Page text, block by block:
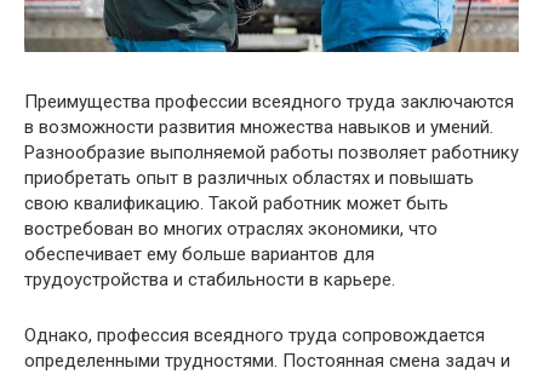
Преимущества профессии всеядного труда заключаются
в возможности развития множества навыков и умений.
Разнообразие выполняемой работы позволяет работнику
приобретать опыт в различных областях и повышать
свою квалификацию. Такой работник может быть
востребован во многих отраслях экономики, что
обеспечивает ему больше вариантов для
трудоустройства и стабильности в карьере.
Однако, профессия всеядного труда сопровождается
определенными трудностями. Постоянная смена задач и